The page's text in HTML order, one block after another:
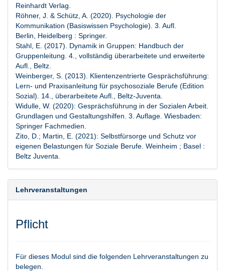
Reinhardt Verlag.
Röhner, J. & Schütz, A. (2020). Psychologie der
Kommunikation (Basiswissen Psychologie). 3. Aufl.
Berlin, Heidelberg : Springer.
Stahl, E. (2017). Dynamik in Gruppen: Handbuch der
Gruppenleitung. 4., vollständig überarbeitete und erweiterte
Aufl., Beltz.
Weinberger, S. (2013). Klientenzentrierte Gesprächsführung:
Lern- und Praxisanleitung für psychosoziale Berufe (Edition
Sozial). 14., überarbeitete Aufl., Beltz-Juventa.
Widulle, W. (2020): Gesprächsführung in der Sozialen Arbeit.
Grundlagen und Gestaltungshilfen. 3. Auflage. Wiesbaden:
Springer Fachmedien.
Zito, D.; Martin, E. (2021): Selbstfürsorge und Schutz vor
eigenen Belastungen für Soziale Berufe. Weinheim ; Basel :
Beltz Juventa.
Lehrveranstaltungen
Pflicht
Für dieses Modul sind die folgenden Lehrveranstaltungen zu
belegen.